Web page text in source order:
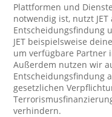
Plattformen und
notwendig ist, nutzt
Entscheidungsfindung
JET beispielsweise
um verfügbare Partner
Außerdem nutzen wir
Entscheidungsfindung
gesetzlichen
verhindern.